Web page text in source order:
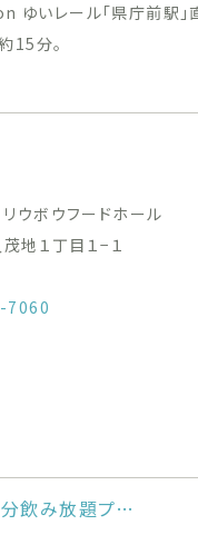
レール「県庁前駅」直
15分。
ウボウフードホール
地１丁目１−１
7060
分飲み放題プ…